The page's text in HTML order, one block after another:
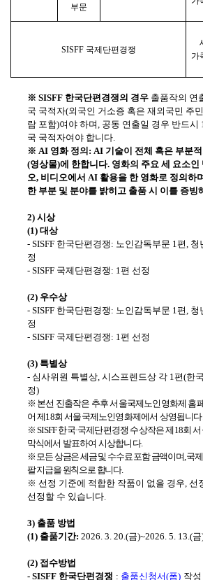
부문
SISFF 국제단편경쟁
가
※ SISFF 한국단편경쟁의 경우 출품작의 연
국 국적자(외국인 거소증 혹은 재외국민 주
람 포함)여야 하며 공동 연출일 경우 반드시 1
국 국적자여야 합니다.
※ AI 영화 정의: AI 기술이 전체 혹은 부분
(영상물)에 한합니다. 영화의 주요 세 요소인
오, 비디오에서 AI 활용을 한 영화로 정의하
한 부분 및 분야를 밝히고 출품 시 이를 증빙
2) 시상
(1) 대상
- SISFF 한국단편경쟁 : 노인감독부문 1 편 청
정
- SISFF 국제단편경쟁 : 1 편 선정
(2) 우수상
- SISFF 한국단편경쟁 : 노인감독부문 1 편 청
정
- SISFF 국제단편경쟁 : 1 편 선정
(3) 특별상
- 심사위원 특별상, 시스프렌드상 각 1 편(한
정)
※ 본선 진출작은 추후 서울국제노인영화제 홈
어 제18회 서울국제노인영화제에서 상영됩니다.
※ SISFF한국·국제단편경쟁 수상작은 제 18회
막식에서 발표하여 시상합니다.
※ 모든 상금은 세금 및 수수료 포함 금액이며 국
팔 지급을 원칙으로 합니다.
※ 선정 기준에 적합한 작품이 없을 경우 선
선정할 수 있습니다.
3) 출품 방법
(1) 출품기간: 2026. 3. 20.(금)~2026. 5. 13.(금
(2) 접수방법
- SISFF 한국단편경쟁 : 출품신청서(폼) 작